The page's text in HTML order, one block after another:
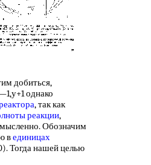
добиться,
однако
, так как
реакции,
Обозначим
вединицах
Тогда нашей целью